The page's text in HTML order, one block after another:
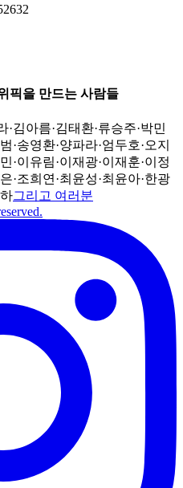
픽을 만드는 사람들
·김아름·김태환·류승주·박민
·송영환·양파라·엄두호·오지
·이유림·이재광·이재훈·이정
·조희연 ·최윤성·최윤아·한광
그리고 여러분